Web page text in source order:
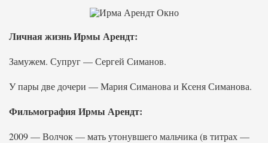
Личная жизнь Ирмы Арендт:
Замужем. Супруг — Сергей Симанов.
У пары две дочери — Мария Симанова и Ксеня Симанова.
Фильмография Ирмы Арендт:
2009 — Волчок — мать утонувшего мальчика (в титрах —